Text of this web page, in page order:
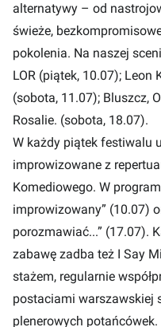
alternatywy – od
świeże,
pokolenia. Na naszej
LOR (piątek, 10.07); Leon
(sobota, 11.07); Bluszcz,
Rosalie. (sobota, 18.07).
W każdy piątek festiwalu
improwizowane z
Komediowego. W
improwizowany” (10.07)
porozmawiać...” (17.07).
zabawę zadba też I Say
stażem, regularnie
postaciami warszawskiej
plenerowych potańcówek.